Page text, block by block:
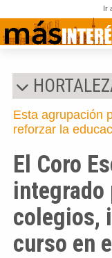
Ir
Esta agrupación
reforzar la
El Coro
integrado
colegios,
curso en